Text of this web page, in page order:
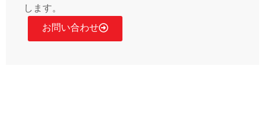
します。
お問い合わせ